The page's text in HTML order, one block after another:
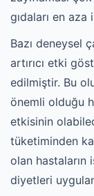
gıdaları en aza
Bazı deneysel
artırıcı etki
edilmiştir. Bu
önemli olduğu
etkisinin
tüketiminden
olan hastaların
diyetleri